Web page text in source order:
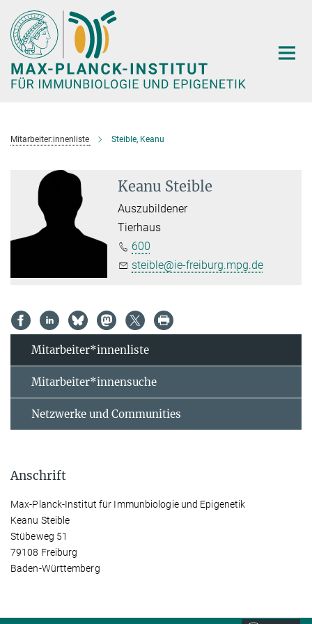
Hauptinhalt
Mitarbeiter:innenliste Steible, Keanu
Keanu Steible
Auszubildener
Tierhaus
600
steible@ie-freiburg.mpg.de
Mitarbeiter*innenliste
Mitarbeiter*innensuche
Netzwerke und Communities
Anschrift
Max-Planck-Institut für Immunbiologie und Epigenetik
Keanu Steible
Stübeweg 51
79108 Freiburg
Baden-Württemberg